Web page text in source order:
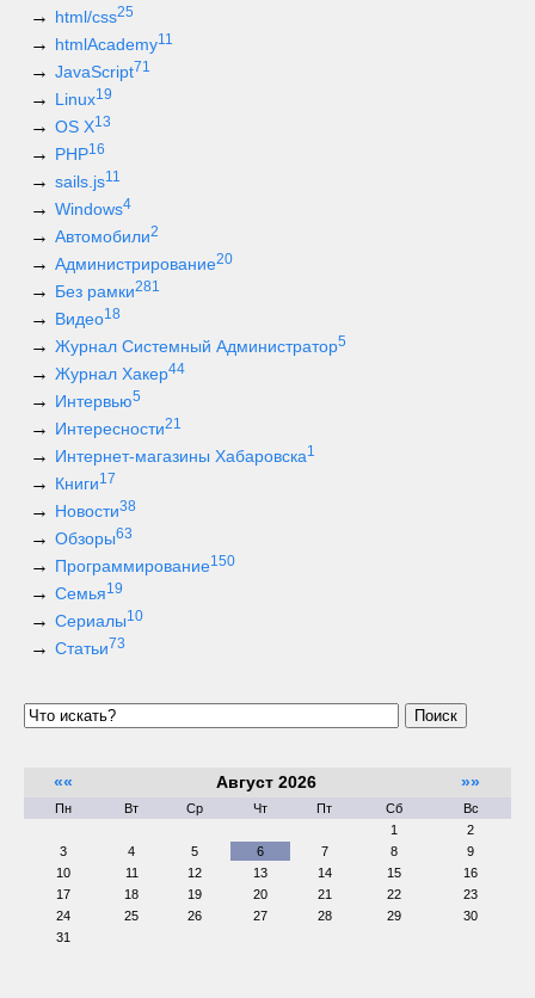
html/css25
htmlAcademy11
JavaScript71
Linux19
OS X13
PHP16
sails.js11
Windows4
Автомобили2
Администрирование20
Без рамки281
Видео18
Журнал Системный Администратор5
Журнал Хакер44
Интервью5
Интересности21
Интернет-магазины Хабаровска1
Книги17
Новости38
Обзоры63
Программирование150
Семья19
Сериалы10
Статьи 73
Поиск
«« Август 2026 »»
Пн Вт Ср Чт Пт Сб
Вс
1
2
3
4 5 6 7 8
9
10
11 12 13 14 15
16
17
18 19 20 21 22
23
24
25 26 27 28 29
30
31